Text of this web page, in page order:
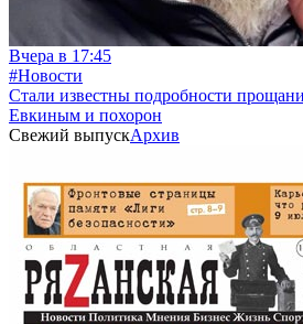
Вчера в 17:45
#Новости
Стали известны подробности
Евкиным и похорон
Свежий выпускАрхив